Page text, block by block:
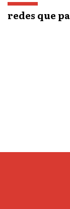
redes que